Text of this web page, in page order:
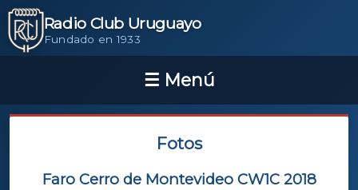
Radio Club Uruguayo
Fundado en 1933
Fotos
Faro Cerro de Montevideo CW1C 2018